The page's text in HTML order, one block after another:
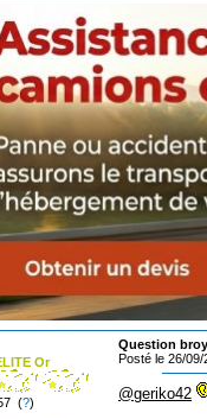
Or
(?)
Question
Posté le 26/
@geriko42